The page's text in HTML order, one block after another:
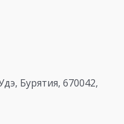
Бурятия, 670042,